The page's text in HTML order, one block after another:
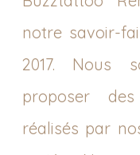
notre savoir-
2017. Nous
proposer
réalisés par